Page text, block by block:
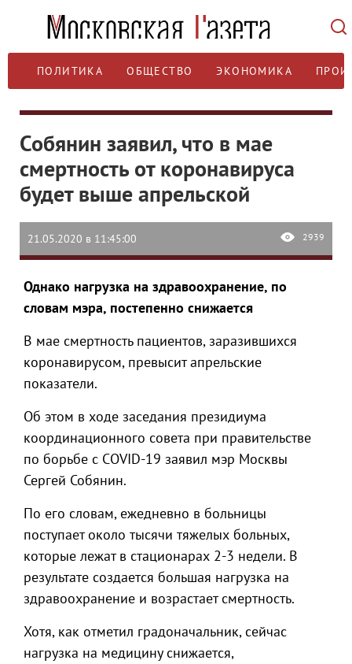
ПОЛИТИКА ОБЩЕСТВО ЭКОНОМИКА
Собянин заявил, что в мае
смертность от коронавируса
будет выше апрельской
21.05.2020 в 11:45:00 2939
Однако нагрузка на здравоохранение, по
словам мэра, постепенно снижается
В мае смертность пациентов, заразившихся
коронавирусом, превысит апрельские
показатели.
Об этом в ходе заседания президиума
координационного совета при правительстве
по борьбе с COVID-19 заявил мэр Москвы
Сергей Собянин.
По его словам, ежедневно в больницы
поступает около тысячи тяжелых больных,
которые лежат в стационарах 2-3 недели. В
результате создается большая нагрузка на
здравоохранение и возрастает смертность.
Хотя, как отметил градоначальник, сейчас
нагрузка на медицину снижается,